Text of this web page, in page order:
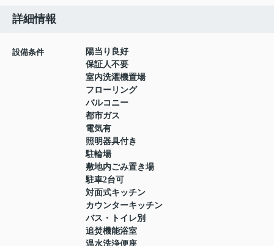
詳細情報
設備条件
陽当り良好
保証人不要
室内洗濯機置場
フローリング
バルコニー
都市ガス
電気有
照明器具付き
駐輪場
敷地内ごみ置き場
駐車2台可
対面式キッチン
カウンターキッチン
バス・トイレ別
追焚機能浴室
温水洗浄便座